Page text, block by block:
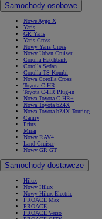
Samochody osobowe
Nowe Aygo X
Yaris
GR Yaris
Yaris Cross
Nowy Yaris Cross
Nowy Urban Cruiser
Corolla Hatchback
Corolla Sedan
Corolla TS Kombi
Nowa Corolla Cross
Toyota C-HR
Toyota C-HR Plug-in
Nowa Toyota C-HR+
Nowa Toyota bZ4X
Nowa Toyota bZ4X Touring
Camry
Prius
Mirai
Nowy RAV4
Land Cruiser
Nowy GR GT
Samochody dostawcze
Hilux
Nowy Hilux
Nowy Hilux Electric
PROACE Max
PROACE
PROACE Verso